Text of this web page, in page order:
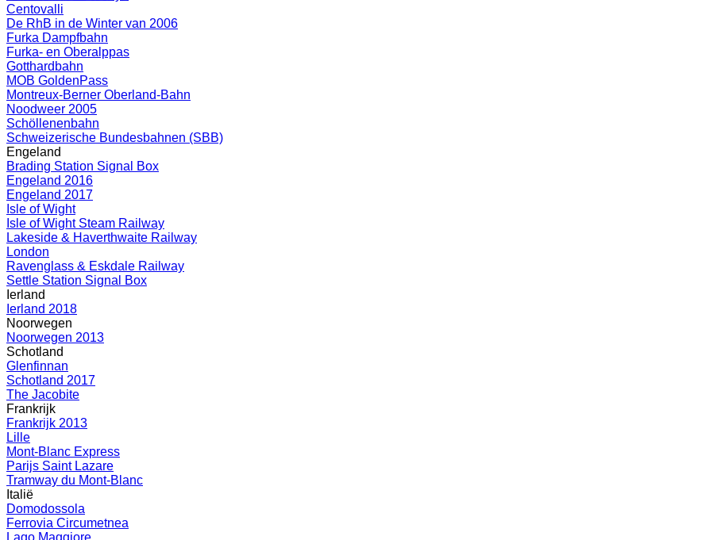
Centovalli
De RhB in de Winter van 2006
Furka Dampfbahn
Furka- en Oberalppas
Gotthardbahn
MOB GoldenPass
Montreux-Berner Oberland-Bahn
Noodweer 2005
Schöllenenbahn
Schweizerische Bundesbahnen (SBB)
Engeland
Brading Station Signal Box
Engeland 2016
Engeland 2017
Isle of Wight
Isle of Wight Steam Railway
Lakeside & Haverthwaite Railway
London
Ravenglass & Eskdale Railway
Settle Station Signal Box
Ierland
Ierland 2018
Noorwegen
Noorwegen 2013
Schotland
Glenfinnan
Schotland 2017
The Jacobite
Frankrijk
Frankrijk 2013
Lille
Mont-Blanc Express
Parijs Saint Lazare
Tramway du Mont-Blanc
Italië
Domodossola
Ferrovia Circumetnea
Lago Maggiore